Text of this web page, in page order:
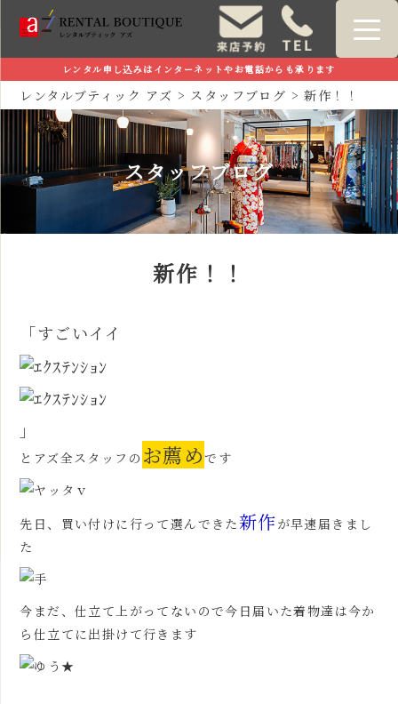
レンタル申し込みはインターネットやお電話からも承ります
レンタルブティック アズ > スタッフブログ >新作！！
スタッフブログ
新作！！
「すごいイイ
」
とアズ全スタッフの お薦めです
先日、買い付けに行って選んできた 新作が早速届きまし
た
今まだ、仕立て上がってないので今日届いた着物達は今か
ら仕立てに出掛けて行きます